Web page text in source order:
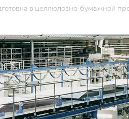
в целлюлозно-бумажной